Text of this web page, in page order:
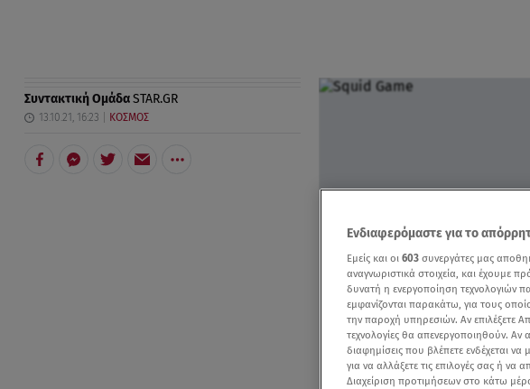
Συντακτική ΟμάδαSTAR.GR
13.10.21, 16:23 ΚΟΣΜΟΣ
Ενδιαφερόμαστε για το
Εμείς και οι 603 συνεργάτες μας
αναγνωριστικά στοιχεία, και έχουμε
δυνατή η ενεργοποίηση τεχνολογιών
εμφανίζονται παρακάτω, για τους
την παροχή υπηρεσιών. Αν επιλέξετε
τεχνολογίες θα απενεργοποιηθούν. Αν
διαφημίσεις που βλέπετε ενδέχεται
για να αλλάξετε τις επιλογές σας ή
Διαχείριση προτιμήσεων στο κάτω